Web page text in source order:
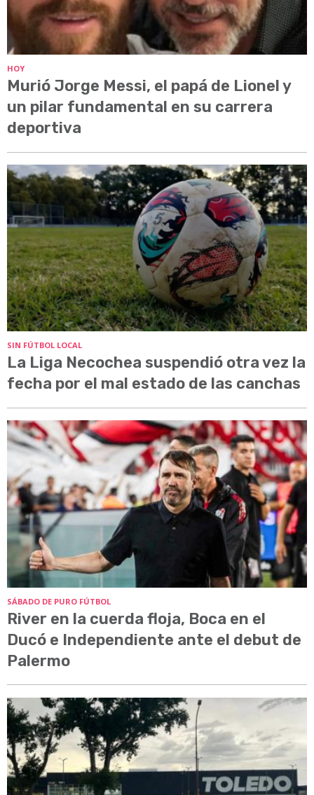
HOY
Murió Jorge Messi, el papá de Lionel y
un pilar fundamental en su carrera
deportiva
SIN FÚTBOL LOCAL
La Liga Necochea suspendió otra vez la
fecha por el mal estado de las canchas
SÁBADO DE PURO FÚTBOL
River en la cuerda floja, Boca en el
Ducó e Independiente ante el debut de
Palermo